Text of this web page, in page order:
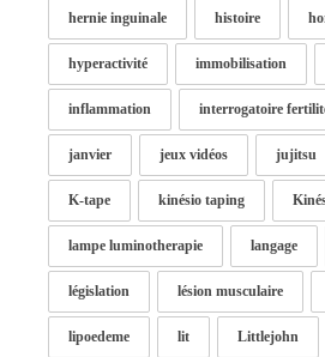
hernie inguinale histoire
hyperactivité immobilisation
inflammation interrogatoire
janvier jeux vidéos jujitsu
K-tape kinésio taping
lampe luminotherapie langage
législation lésion musculaire
lipoedeme lit Littlejohn